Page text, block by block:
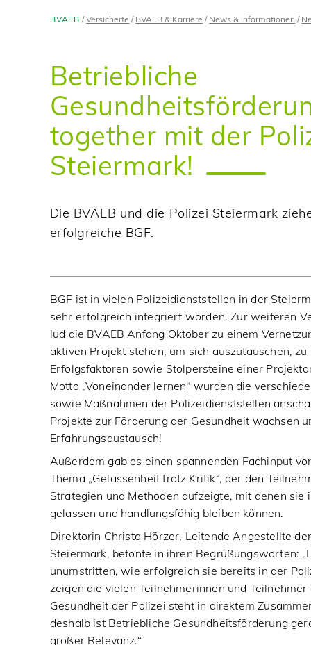
BVAEB Versicherte BVAEB & Karriere News & Informationen
Betriebliche
together mit der
Steiermark!
Die BVAEB und die Polizei Steiermark
erfolgreiche BGF.
BGF ist in vielen Polizeidienststellen in der
sehr erfolgreich integriert worden. Zur weiteren
lud die BVAEB Anfang Oktober zu einem
aktiven Projekt stehen, um sich auszutauschen,
Erfolgsfaktoren sowie Stolpersteine einer
Motto „Voneinander lernen“ wurden die
sowie Maßnahmen der Polizeidienststellen
Projekte zur Förderung der Gesundheit wachsen
Erfahrungsaustausch!
Außerdem gab es einen spannenden Fachinput
Thema „Gelassenheit trotz Kritik“, der den
Strategien und Methoden aufzeigte, mit denen
gelassen und handlungsfähig bleiben können.
Direktorin Christa Hörzer, Leitende Angestellte
Steiermark, betonte in ihren Begrüßungsworten:
unumstritten, wie erfolgreich sie bereits in der
zeigen die vielen Teilnehmerinnen und
Gesundheit der Polizei steht in direktem
deshalb ist Betriebliche Gesundheitsförderung
großer Relevanz.“